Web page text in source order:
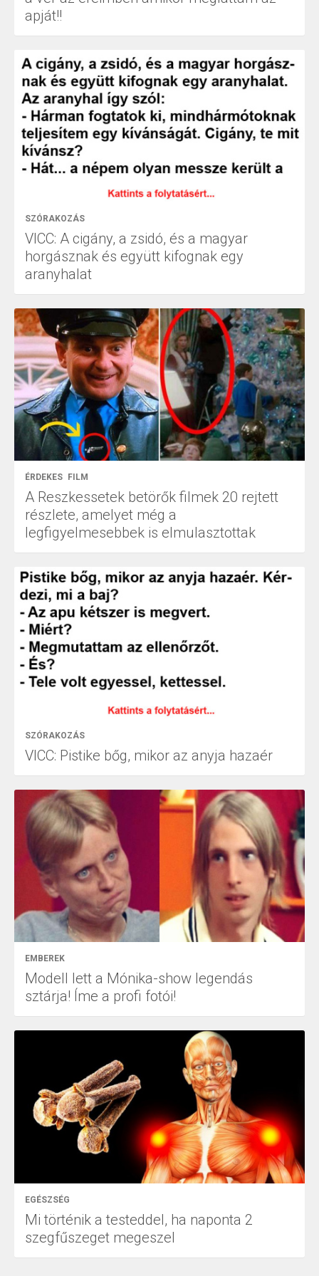
apját!!
SZÓRAKOZÁS
VICC: A cigány, a zsidó, és a magyar
horgásznak és együtt kifognak egy
aranyhalat
ÉRDEKES FILM
A Reszkessetek betörők filmek 20 rejtett
részlete, amelyet még a
legfigyelmesebbek is elmulasztottak
SZÓRAKOZÁS
VICC: Pistike bőg, mikor az anyja hazaér
EMBEREK
Modell lett a Mónika-show legendás
sztárja! Íme a profi fotói!
EGÉSZSÉG
Mi történik a testeddel, ha naponta 2
szegfűszeget megeszel